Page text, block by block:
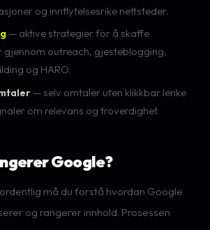
og innflytelsesrike nettsteder.
— aktive strategier for å skaffe
gjennom outreach, gjesteblogging,
og HARO.
— selv omtaler uten klikkbar lenke
om relevans og troverdighet.
Google?
må du forstå hvordan Google
og rangerer innhold. Prosessen